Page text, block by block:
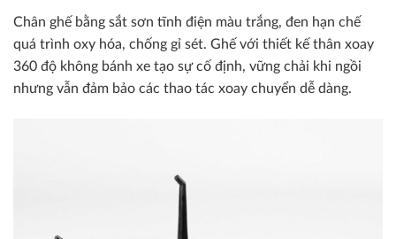
Chân ghế bằng sắt sơn tĩnh điện màu trắng, đen hạn chế
quá trình oxy hóa, chống gỉ sét. Ghế với thiết kế thân xoay
360 độ không bánh xe tạo sự cố định, vững chải khi ngồi
nhưng vẫn đảm bảo các thao tác xoay chuyển dễ dàng.